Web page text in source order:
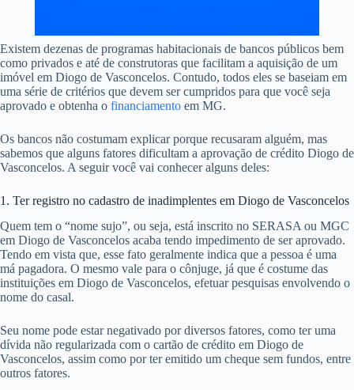
Existem dezenas de programas habitacionais de bancos públicos bem
como privados e até de construtoras que facilitam a aquisição de um
imóvel em Diogo de Vasconcelos. Contudo, todos eles se baseiam em
uma série de critérios que devem ser cumpridos para que você seja
aprovado e obtenha o financiamento em MG.
Os bancos não costumam explicar porque recusaram alguém, mas
sabemos que alguns fatores dificultam a aprovação de crédito Diogo de
Vasconcelos. A seguir você vai conhecer alguns deles:
1. Ter registro no cadastro de inadimplentes em Diogo de Vasconcelos
Quem tem o “nome sujo”, ou seja, está inscrito no SERASA ou MGC
em Diogo de Vasconcelos acaba tendo impedimento de ser aprovado.
Tendo em vista que, esse fato geralmente indica que a pessoa é uma
má pagadora. O mesmo vale para o cônjuge, já que é costume das
instituições em Diogo de Vasconcelos, efetuar pesquisas envolvendo o
nome do casal.
Seu nome pode estar negativado por diversos fatores, como ter uma
dívida não regularizada com o cartão de crédito em Diogo de
Vasconcelos, assim como por ter emitido um cheque sem fundos, entre
outros fatores.